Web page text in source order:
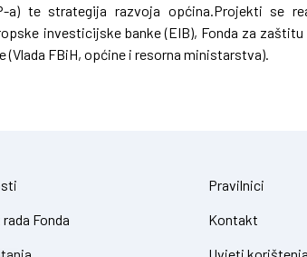
a) te strategija razvoja općina.Projekti se
investicijske banke (EIB), Fonda za
FBiH, općine i resorna ministarstva).
Fonda
Pravilnici
Kontakt